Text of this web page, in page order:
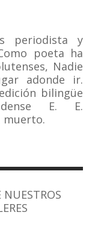
periodista y
poeta ha
Nadie
adonde ir.
bilingüe
E. E.
muerto.
NUESTROS